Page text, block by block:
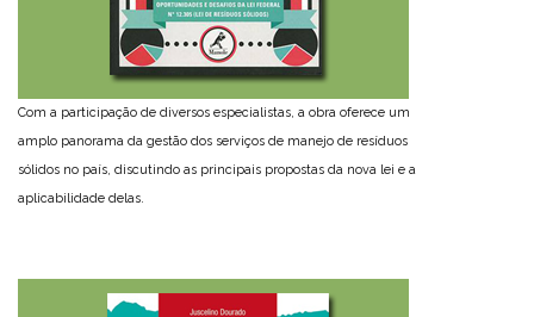
Com a participação de diversos especialistas, a obra oferece um
amplo panorama da gestão dos serviços de manejo de resíduos
sólidos no país, discutindo as principais propostas da nova lei e a
aplicabilidade delas.